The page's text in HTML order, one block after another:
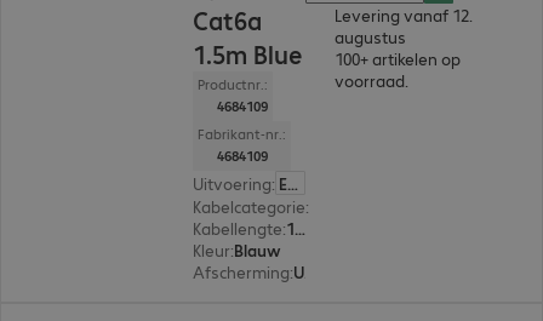
Cat6a
1.5m Blue
Productnr.:
4684109
Fabrikant-nr.:
4684109
Uitvoering: Europa
Kabelcategorie:
Kabellengte: 1,5 m
Kleur:Blauw
Afscherming: U/UTP
Levering vanaf 12.
augustus
100+ artikelen op
voorraad.